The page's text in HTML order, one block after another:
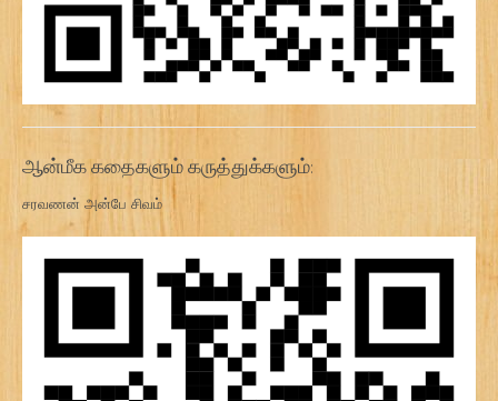
ஆன்மீக கதைகளும் கருத்துக்களும்:
சரவணன் அன்பே சிவம்